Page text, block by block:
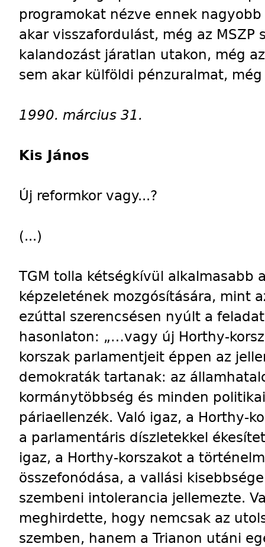
programokat nézve ennek
akar visszafordulást, még az
kalandozást járatlan utakon, még
sem akar külföldi pénzuralmat, még
1990. március 31.
Kis János
Új reformkor vagy...?
(...)
TGM tolla kétségkívül alkalmasabb
képzeletének mozgósítására, mint
ezúttal szerencsésen nyúlt a
hasonlaton: „…vagy új Horthy-
korszak parlamentjeit éppen az
demokraták tartanak: az
kormánytöbbség és minden
páriaellenzék. Való igaz, a Horthy-
a parlamentáris díszletekkel
igaz, a Horthy-korszakot a
összefonódása, a vallási
szembeni intolerancia jellemezte.
meghirdette, hogy nemcsak az
szemben, hanem a Trianon utáni